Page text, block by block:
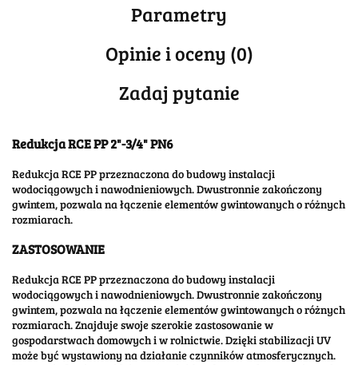
Parametry
Opinie i oceny (0)
Zadaj pytanie
Redukcja RCE PP 2"-3/4" PN6
Redukcja RCE PP przeznaczona do budowy instalacji
wodociągowych i nawodnieniowych. Dwustronnie zakończony
gwintem, pozwala na łączenie elementów gwintowanych o różnych
rozmiarach.
ZASTOSOWANIE
Redukcja RCE PP przeznaczona do budowy instalacji
wodociągowych i nawodnieniowych. Dwustronnie zakończony
gwintem, pozwala na łączenie elementów gwintowanych o różnych
rozmiarach. Znajduje swoje szerokie zastosowanie w
gospodarstwach domowych i w rolnictwie. Dzięki stabilizacji UV
może być wystawiony na działanie czynników atmosferycznych.